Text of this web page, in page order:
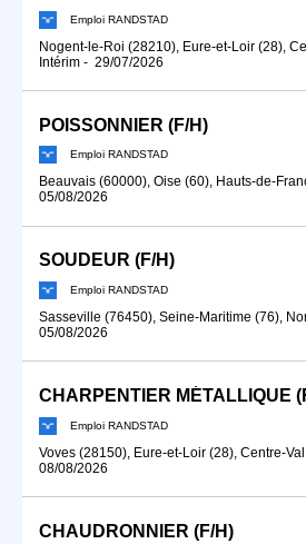
Emploi RANDSTAD
Nogent-le-Roi (28210), Eure-et-Loir (28),
Intérim - 29/07/2026
POISSONNIER (F/H)
Emploi RANDSTAD
Beauvais (60000), Oise (60), Hauts-de-
05/08/2026
SOUDEUR (F/H)
Emploi RANDSTAD
Sasseville (76450), Seine-Maritime (76),
05/08/2026
CHARPENTIER MÉTALLIQUE
Emploi RANDSTAD
Voves (28150), Eure-et-Loir (28), Centre-
08/08/2026
CHAUDRONNIER (F/H)